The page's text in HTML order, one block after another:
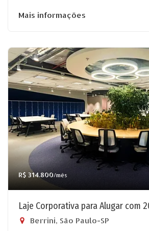
Mais informações
R$ 314.800/mês
Laje Corporativa para Alugar com
Berrini, São Paulo-SP